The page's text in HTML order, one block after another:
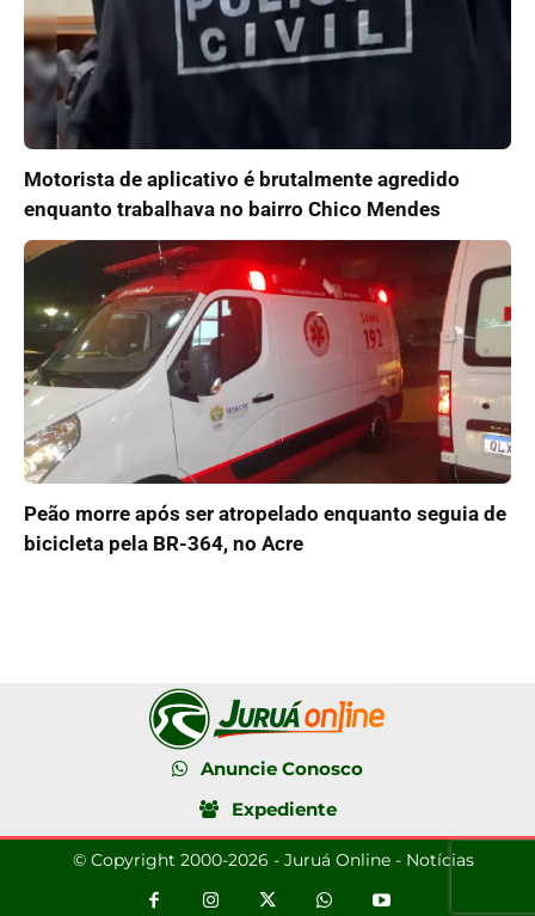
Motorista de aplicativo é brutalmente agredido
enquanto trabalhava no bairro Chico Mendes
Peão morre após ser atropelado enquanto seguia de
bicicleta pela BR-364, no Acre
Anuncie Conosco
Expediente
© Copyright 2000-2026 - Juruá Online - Notícias